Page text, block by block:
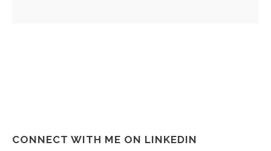
CONNECT WITH ME ON LINKEDIN